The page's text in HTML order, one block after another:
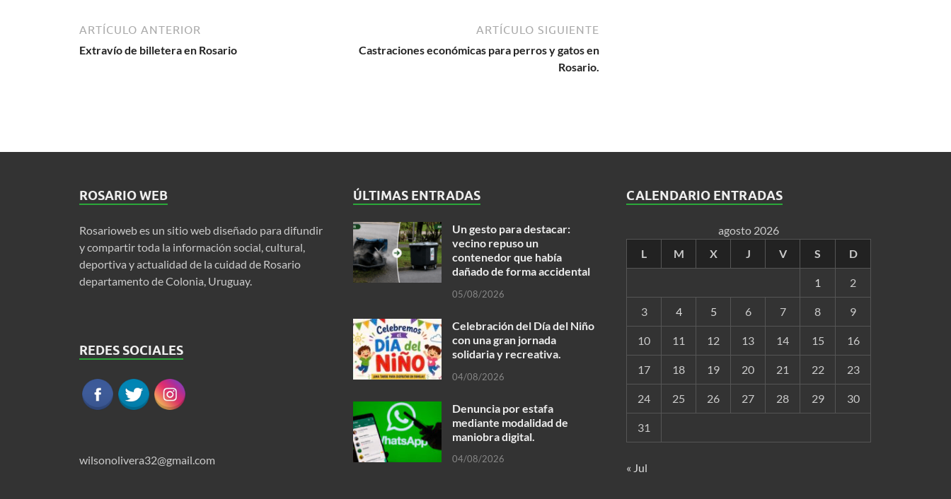
ARTÍCULO ANTERIOR
Extravío de billetera en Rosario
ARTÍCULO SIGUIENTE
Castraciones económicas para perros y gatos en
Rosario.
ROSARIO WEB
Rosarioweb es un sitio web diseñado para difundir
y compartir toda la información social, cultural,
deportiva y actualidad de la cuidad de Rosario
departamento de Colonia, Uruguay.
REDES SOCIALES
wilsonolivera32@gmail.com
ÚLTIMAS ENTRADAS
Un gesto para destacar:
vecino repuso un
contenedor que había
dañado de forma accidental
05/08/2026
Celebración del Día del Niño
con una gran jornada
solidaria y recreativa.
04/08/2026
Denuncia por estafa
mediante modalidad de
maniobra digital.
04/08/2026
CALENDARIO ENTRADAS
agosto 2026
L
M X J V S D
1 2
3 4 5 6 7 8 9
10 11 12 13 14 15 16
17 18 19 20 21 22 23
24 25 26 27 28 29 30
31
« Jul